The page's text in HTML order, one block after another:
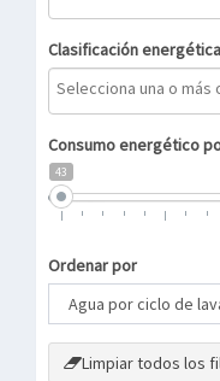
Clasificación energética
Consumo energético
43
Ordenar por
Limpiar todos los